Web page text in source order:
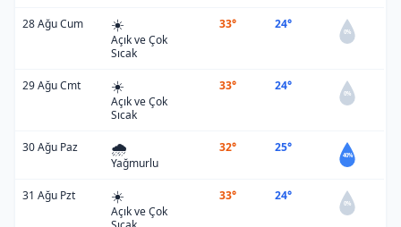
28 Ağu Cum ☀️
Açık ve Çok
Sıcak
33° 24°
0%
29 Ağu Cmt ☀️
Açık ve Çok
Sıcak
33° 24°
0%
30 Ağu Paz 🌧️
Yağmurlu
32° 25°
40%
31 Ağu Pzt ☀️
Açık ve Çok
33° 24°
0%